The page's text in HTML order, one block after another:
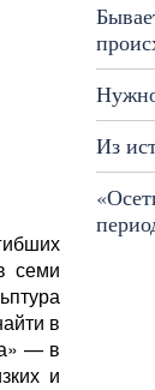
Из
семи
в
— в
и